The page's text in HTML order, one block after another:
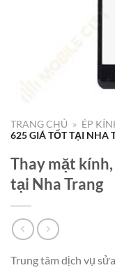
TRANG CHỦ » ÉP
625 GIÁ TỐT TẠI NHA
Thay mặt
tại Nha Trang
Trung tâm dịch vụ